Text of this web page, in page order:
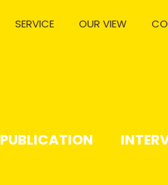
SERVICE OUR VIEW
PUBLICATION